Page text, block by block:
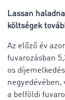
Lassan
költségek
Az előző év
fuvarozásban
os
negyedévében,
a belföldi